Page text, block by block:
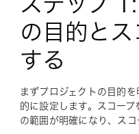
の目的とス
する
まずプロジェクトの目的
的に設定します。スコー
の範囲が明確になり、スコ